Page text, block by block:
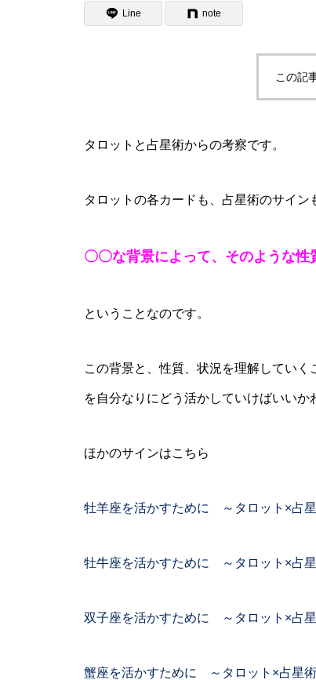
Line note
この記
タロットと占星術からの考察です。
タロットの各カードも、占星術のサイン
〇〇な背景によって、そのような性
ということなのです。
この背景と、性質、状況を理解してい
を自分なりにどう活かしていけばいいか
ほかのサインはこちら
牡羊座を活かすために ～タロット×占
牡牛座を活かすために ～タロット×占
双子座を活かすために ～タロット×占
蟹座を活かすために ～タロット×占星